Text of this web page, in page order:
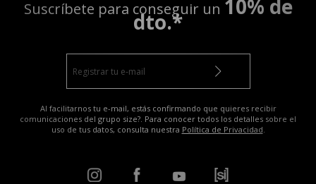
Suscríbete para conseguir un 10% de
dto.*
Al facilitarnos tu e-mail, estás confirmando que quieres recibir
comunicaciones del grupo size?. Para conocer todos los detalles sobre el
uso de tus datos, consulta nuestra Política de Privacidad.